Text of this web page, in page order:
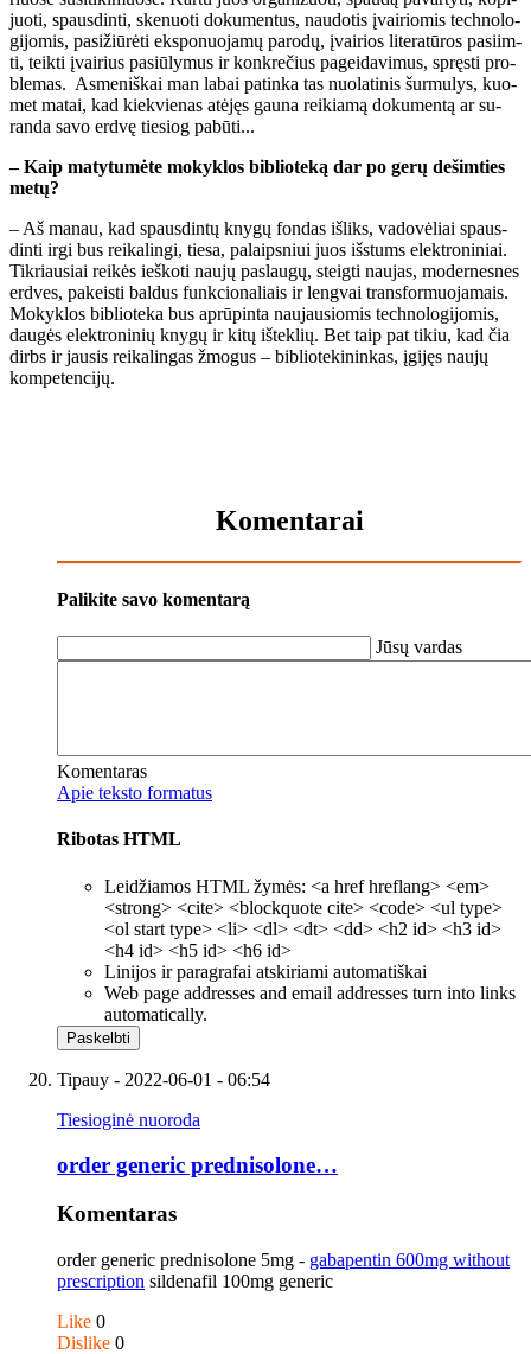
juo­ti, spaus­din­ti, ske­nuo­ti do­ku­men­tus, nau­do­tis įvai­rio­mis tech­no­lo­
gi­jo­mis, pa­si­žiū­rė­ti eks­po­nuo­ja­mų pa­ro­dų, įvai­rios li­te­ra­tū­ros pa­si­im­
ti, teik­ti įvai­rius pa­siū­ly­mus ir kon­kre­čius pa­gei­da­vi­mus, spręs­ti pro­
ble­mas. As­me­niš­kai man la­bai pa­tin­ka tas nuo­la­ti­nis šur­mu­lys, kuo­
met ma­tai, kad kiek­vie­nas at­ėjęs gau­na rei­kia­mą do­ku­men­tą ar su­
ran­da sa­vo erd­vę tie­siog pa­bū­ti...
– Kaip ma­ty­tu­mė­te mo­kyk­los bib­lio­te­ką dar po ge­rų de­šim­ties
me­tų?
– Aš ma­nau, kad spaus­din­tų kny­gų fon­das iš­liks, va­do­vė­liai spaus­
din­ti ir­gi bus rei­ka­lin­gi, tie­sa, pa­laips­niui juos iš­stums elek­tro­ni­niai.
Tik­riau­siai rei­kės ieš­ko­ti nau­jų pa­slau­gų, steig­ti nau­jas, mo­der­nes­nes
erd­ves, pa­keis­ti bal­dus funk­cio­na­liais ir leng­vai trans­for­muo­ja­mais.
Mo­kyk­los bib­lio­te­ka bus ap­rū­pin­ta nau­jau­sio­mis tech­no­lo­gi­jo­mis,
dau­gės elek­tro­ni­nių kny­gų ir ki­tų iš­tek­lių. Bet taip pat ti­kiu, kad čia
dirbs ir jau­sis rei­ka­lin­gas žmo­gus – bib­lio­te­ki­nin­kas, įgi­jęs nau­jų
kom­pe­ten­ci­jų.
Komentarai
Palikite savo komentarą
Jūsų vardas
Komentaras
Apie teksto formatus
Ribotas HTML
Leidžiamos HTML žymės: <a href hreflang> <em>
<strong> <cite> <blockquote cite> <code> <ul type>
<ol start type> <li> <dl> <dt> <dd> <h2 id> <h3 id>
<h4 id> <h5 id> <h6 id>
Linijos ir paragrafai atskiriami automatiškai
Web page addresses and email addresses turn into links
automatically.
Tipauy - 2022-06-01 - 06:54
Tiesioginė nuoroda
order generic prednisolone…
Komentaras
order generic prednisolone 5mg - gabapentin 600mg without
prescription sildenafil 100mg generic
Like 0
Dislike 0